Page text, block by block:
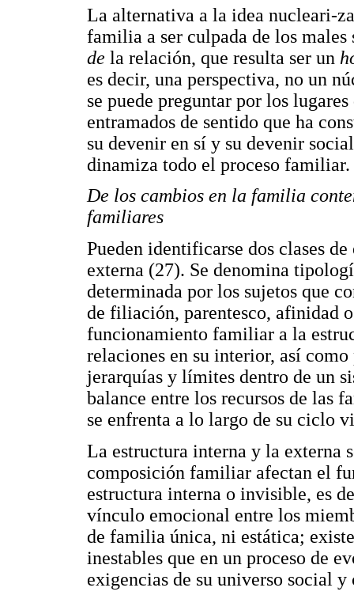
La alternativa a la idea nucleari-
familia a ser culpada de los
de la relación, que resulta ser un
es decir, una perspectiva, no un
se puede preguntar por los
entramados de sentido que ha
su devenir en sí y su devenir
dinamiza todo el proceso familiar.
De los cambios en la familia
familiares
Pueden identificarse dos clases
externa (27). Se denomina
determinada por los sujetos que
de filiación, parentesco, afinidad
funcionamiento familiar a la
relaciones en su interior, así
jerarquías y límites dentro de un
balance entre los recursos de las
se enfrenta a lo largo de su ciclo
La estructura interna y la externa
composición familiar afectan el
estructura interna o invisible, es
vínculo emocional entre los
de familia única, ni estática;
inestables que en un proceso de
exigencias de su universo social